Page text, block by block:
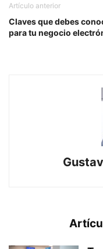
Artículo anterior
Claves que debes
para tu negocio